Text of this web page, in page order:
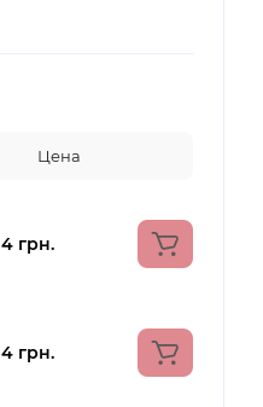
Цена
4 грн.
4 грн.